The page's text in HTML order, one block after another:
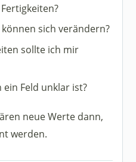
sich verändern?
sollte ich mir
Feld unklar ist?
neue Werte dann,
werden.